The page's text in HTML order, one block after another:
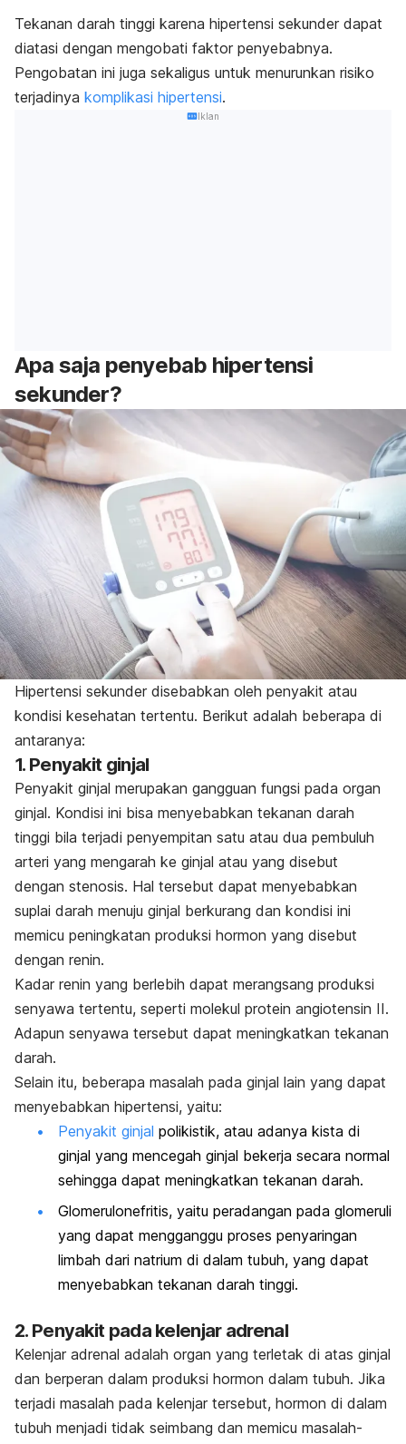
Tekanan darah tinggi karena hipertensi sekunder dapat
diatasi dengan mengobati faktor penyebabnya.
Pengobatan ini juga sekaligus untuk menurunkan risiko
terjadinya komplikasi hipertensi.
Iklan
Apa saja penyebab hipertensi
sekunder?
Hipertensi sekunder disebabkan oleh penyakit atau
kondisi kesehatan tertentu. Berikut adalah beberapa di
antaranya:
1. Penyakit ginjal
Penyakit ginjal merupakan gangguan fungsi pada organ
ginjal. Kondisi ini bisa menyebabkan tekanan darah
tinggi bila terjadi penyempitan satu atau dua pembuluh
arteri yang mengarah ke ginjal atau yang disebut
dengan stenosis. Hal tersebut dapat menyebabkan
suplai darah menuju ginjal berkurang dan kondisi ini
memicu peningkatan produksi hormon yang disebut
dengan renin.
Kadar renin yang berlebih dapat merangsang produksi
senyawa tertentu, seperti molekul protein angiotensin II.
Adapun senyawa tersebut dapat meningkatkan tekanan
darah.
Selain itu, beberapa masalah pada ginjal lain yang dapat
menyebabkan hipertensi, yaitu:
Penyakit ginjal polikistik, atau adanya kista di
ginjal yang mencegah ginjal bekerja secara normal
sehingga dapat meningkatkan tekanan darah.
Glomerulonefritis, yaitu peradangan pada glomeruli
yang dapat mengganggu proses penyaringan
limbah dari natrium di dalam tubuh, yang dapat
menyebabkan tekanan darah tinggi.
2. Penyakit pada kelenjar adrenal
Kelenjar adrenal adalah organ yang terletak di atas ginjal
dan berperan dalam produksi hormon dalam tubuh. Jika
terjadi masalah pada kelenjar tersebut, hormon di dalam
tubuh menjadi tidak seimbang dan memicu masalah-